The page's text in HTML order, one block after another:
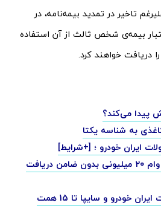
تاخیر در تمدید بیمه‌نامه، در
بیمه‌ی شخص ثالث از آن استفاده
دریافت خواهند کرد.
پیدا می‌کند؟
به شناسه یکتا
ایران خودرو ؛ [+شرایط]
بازنشستگان می‌توانند وام 20 میلیونی بدون ضامن دریافت
افزایش سقف اعتبارات ایران خودرو و سایپا تا 15 همت